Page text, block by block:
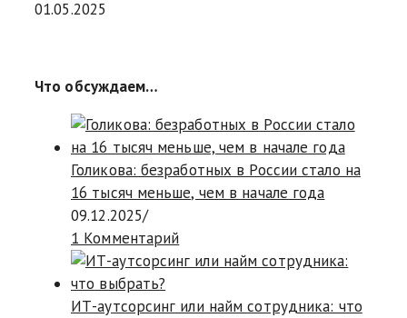
01.05.2025
Что обсуждаем…
Голикова: безработных в России стало на
16 тысяч меньше, чем в начале года
09.12.2025/
1 Комментарий
ИТ-аутсорсинг или найм сотрудника: что